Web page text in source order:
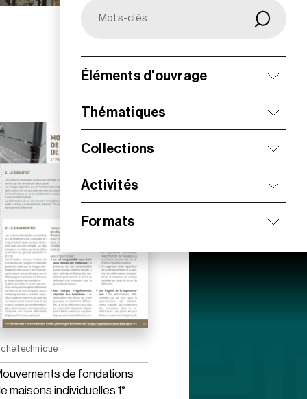
Éléments d'ouvrage
Thématiques
Collections
Activités
Formats
technique
de fondations
maisons individuelles 1°